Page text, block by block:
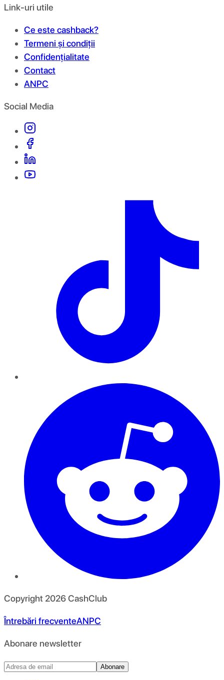
Link-uri utile
Ce este cashback?
Termeni și condiții
Confidențialitate
Contact
ANPC
Social Media
Copyright 2026CashClub
Întrebări frecventeANPC
Abonare newsletter
Abonare